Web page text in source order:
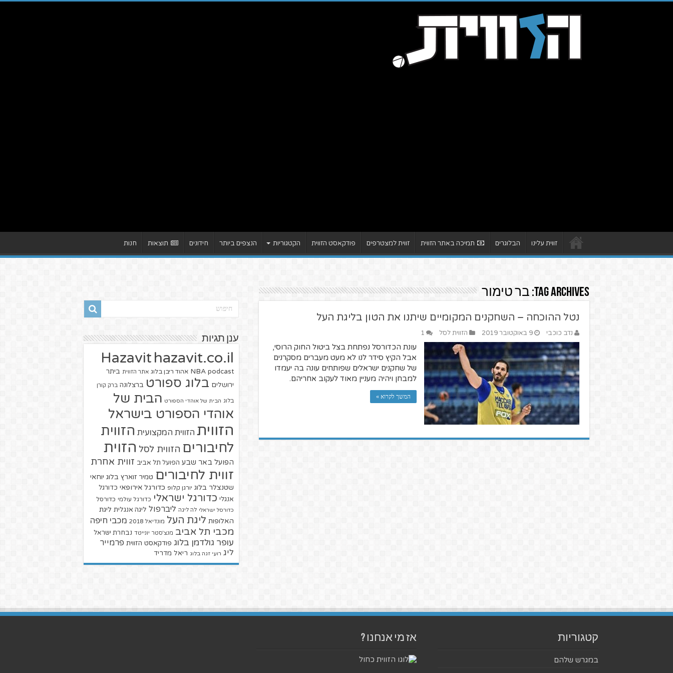
זווית עלינו הבלוגרים תמיכה באתר הזווית זווית למצטרפים פודקאסט הזווית הקטגוריות הנצפים ביותר חידונים תוצאות חנות
Tag Archives: בר טימור
נטל ההוכחה – השחקנים המקומיים שיתנו את הטון בליגת העל
נדב כוכבי 9 באוקטובר 2019 הזווית לסל 1
עונת הכדורסל נפתחת בצל ביטול החוק הרוסי,
אבל הקיץ סידר לנו לא מעט מעברים מסקרנים
של שחקנים ישראלים שפותחים עונה בה יעמדו
למבחן ויהיה מעניין מאוד לעקוב אחריהם.
המשך לקרוא »
ענן תגיות
Hazavit hazavit.co.il
NBA podcast אהוד ריבן בלוג אתר הזווית ביתר
ירושלים בלוג ספורט ברצלונה ברק קורן
בלוג הבית של אוהדי הספורט הבית של
אוהדי הספורט בישראל
הזווית הזווית המקצועית הזווית
לחיבורים הזווית לסל הזוית
הפועל באר שבע הפועל תל אביב זווית אחרת
זווית לחיבורים טמיר זוארץ בלוג יוחאי
שטנצלר בלוג יורגן קלופ כדורגל אירופאי כדורגל
אנגלי כדורגל ישראלי כדורגל עולמי כדורסל
כדורסל ישראלי לה ליגה ליברפול ליגה אנגלית ליגת
האלופות ליגת העל מונדיאל 2018 מכבי חיפה
מכבי תל אביב מנצ'סטר יונייטד נבחרת ישראל
עופר גולדמן בלוג פודקאסט הזווית פרמייר
ליג רועי זגה בלוג ריאל מדריד
קטגוריות
במגרש שלהם
אז מי אנחנו ?